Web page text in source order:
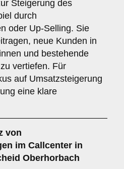
Steigerung des
durch
oder Up-Selling. Sie
neue Kunden in
und bestehende
vertiefen. Für
auf Umsatzsteigerung
eine klare
von
im Callcenter in
Oberhorbach